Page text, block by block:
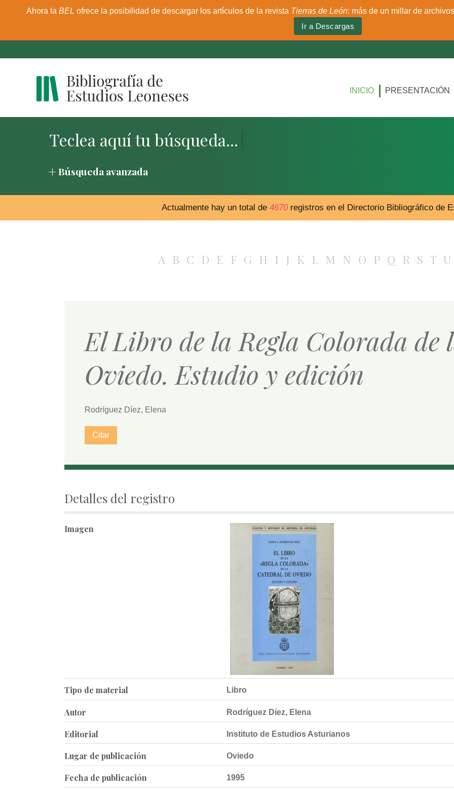
INICIO PRESENTACIÓN
Búsqueda avanzada
Actualmente hay un total de 4670registros en el Directorio Bibliográfico de
A B C D E F G H I J K L M N O P Q R S T U
El Libro de la Regla Colorada de
Oviedo. Estudio y edición
Rodríguez Díez, Elena
Citar
Detalles del registro
Imagen
Tipo de material Libro
Autor Rodríguez Díez, Elena
Editorial Instituto de Estudios Asturianos
Lugar de publicación Oviedo
Fecha de publicación 1995
Ahora la BEL ofrece la posibilidad de descargar los artículos de la revista Tierras de León: más de un millar de
Ir a Descargas